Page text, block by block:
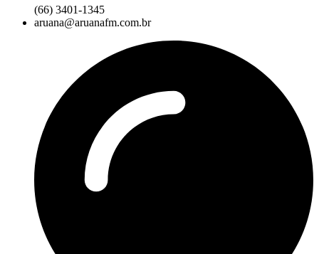
(66) 3401-1345
aruana@aruanafm.com.br